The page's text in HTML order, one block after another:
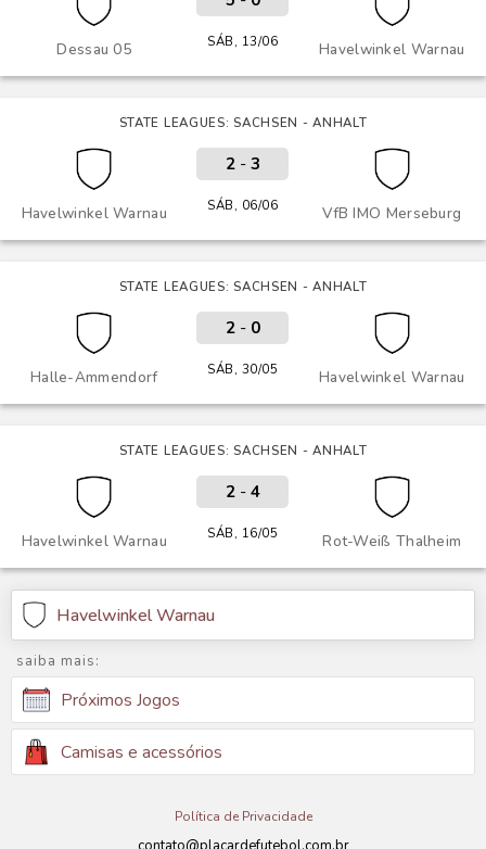
Dessau 05 Havelwinkel Warnau
SÁB, 13/06
STATE LEAGUES: SACHSEN - ANHALT
Havelwinkel Warnau VfB IMO Merseburg
2- 3
SÁB, 06/06
STATE LEAGUES: SACHSEN - ANHALT
Halle-Ammendorf Havelwinkel Warnau
2- 0
SÁB, 30/05
STATE LEAGUES: SACHSEN - ANHALT
Havelwinkel Warnau Rot-Weiß Thalheim
2- 4
SÁB, 16/05
Havelwinkel Warnau
saiba mais:
Próximos Jogos
Camisas e acessórios
Política de Privacidade